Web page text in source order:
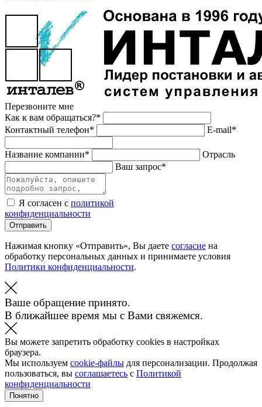
Перезвоните мне
Как к вам обращаться?*
Контактный телефон*
E-mail*
Название компании*
Отрасль
Ваш запрос*
Я согласен с политикой
конфиденциальности
Отправить
Нажимая кнопку «Отправить», Вы даете согласие на
обработку персональных данных и принимаете условия
Политики конфиденциальности.
Ваше обращение принято.
В ближайшее время мы с Вами свяжемся.
Вы можете запретить обработку cookies в настройках
браузера.
Мы используем cookie-файлы для персонализации. Продолжая
пользоваться, вы соглашаетесь с Политикой
конфиденциальности
Понятно